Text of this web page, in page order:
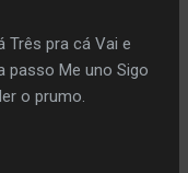
Três pra cá Vai e
passo Me uno Sigo
o prumo.